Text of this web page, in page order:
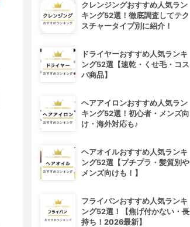
クレンジングおすすめ人気ラン
キング52選！徹底調査してテク
スチャータイプ別に紹介！
ドライヤーおすすめ人気ランキ
ング52選【速乾・くせ毛・コス
パ商品】
ヘアアイロンおすすめ人気ラン
キング52選！初心者・メンズ向
け・海外対応も♪
ヘアオイルおすすめ人気ランキ
ング52選【プチプラ・髪質別や
メンズ向けも！】
フライパンおすすめ人気ランキ
ング52選！【焦げ付かない・長
持ち！2026最新】